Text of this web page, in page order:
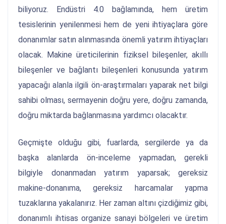
biliyoruz. Endüstri 4.0 bağlamında, hem üretim
tesislerinin yenilenmesi hem de yeni ihtiyaçlara göre
donanımlar satın alınmasında önemli yatırım ihtiyaçları
olacak. Makine üreticilerinin fiziksel bileşenler, akıllı
bileşenler ve bağlantı bileşenleri konusunda yatırım
yapacağı alanla ilgili ön-araştırmaları yaparak net bilgi
sahibi olması, sermayenin doğru yere, doğru zamanda,
doğru miktarda bağlanmasına yardımcı olacaktır.
Geçmişte olduğu gibi, fuarlarda, sergilerde ya da
başka alanlarda ön-inceleme yapmadan, gerekli
bilgiyle donanmadan yatırım yaparsak; gereksiz
makine-donanıma, gereksiz harcamalar yapma
tuzaklarına yakalanırız. Her zaman altını çizdiğimiz gibi,
donanımlı ihtisas organize sanayi bölgeleri ve üretim